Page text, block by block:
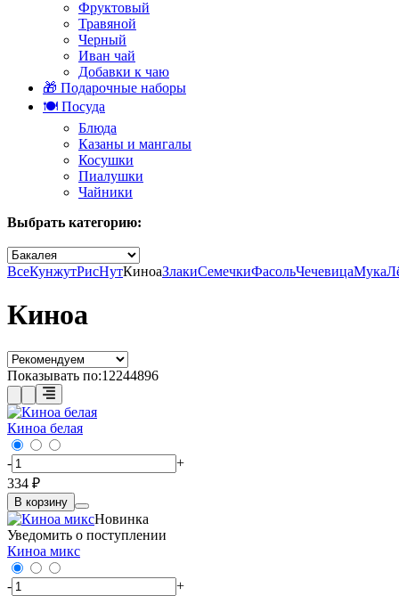
Фруктовый
Травяной
Черный
Иван чай
Добавки к чаю
🎁 Подарочные наборы
🍽️ Посуда
Блюда
Казаны и мангалы
Косушки
Пиалушки
Чайники
Выбрать категорию:
ВсеКунжутРисНутКиноаЗлакиСемечкиФасольЧечевицаМука
Киноа
Показывать по:12244896
Киноа белая
-
+
334 ₽
В корзину
Новинка
Уведомить о поступлении
Киноа микс
-
+